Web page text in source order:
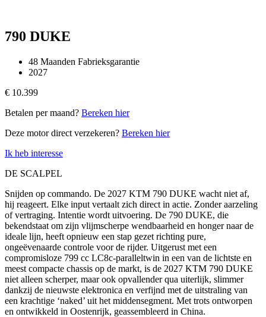
790 DUKE
48 Maanden Fabrieksgarantie
2027
€ 10.399
Betalen per maand? Bereken hier
Deze motor direct verzekeren? Bereken hier
Ik heb interesse
DE SCALPEL
Snijden op commando. De 2027 KTM 790 DUKE wacht niet af,
hij reageert. Elke input vertaalt zich direct in actie. Zonder aarzeling
of vertraging. Intentie wordt uitvoering. De 790 DUKE, die
bekendstaat om zijn vlijmscherpe wendbaarheid en honger naar de
ideale lijn, heeft opnieuw een stap gezet richting pure,
ongeëvenaarde controle voor de rijder. Uitgerust met een
compromisloze 799 cc LC8c-paralleltwin in een van de lichtste en
meest compacte chassis op de markt, is de 2027 KTM 790 DUKE
niet alleen scherper, maar ook opvallender qua uiterlijk, slimmer
dankzij de nieuwste elektronica en verfijnd met de uitstraling van
een krachtige ‘naked’ uit het middensegment. Met trots ontworpen
en ontwikkeld in Oostenrijk, geassembleerd in China.